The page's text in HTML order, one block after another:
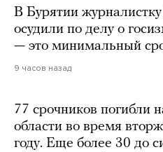
В Бурятии
осудили по делу о
— это минимальный
9 часов назад
77 срочников погибли
области во время
году. Еще более 30 до